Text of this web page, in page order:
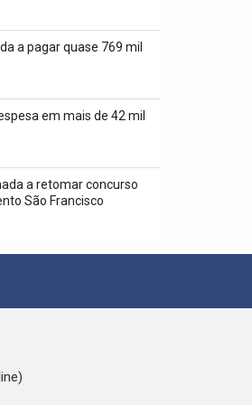
a pagar quase 769 mil
em mais de 42 mil
a retomar concurso
São Francisco